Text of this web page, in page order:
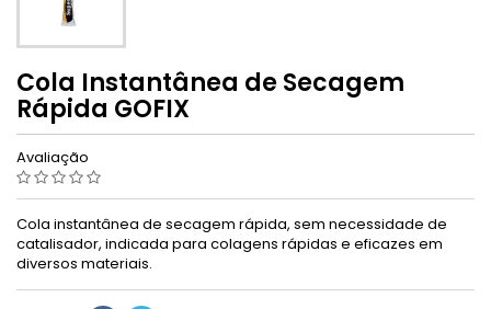
Cola Instantânea de Secagem
Rápida GOFIX
Avaliação
Cola instantânea de secagem rápida, sem necessidade de
catalisador, indicada para colagens rápidas e eficazes em
diversos materiais.